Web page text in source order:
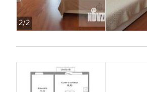
2/2